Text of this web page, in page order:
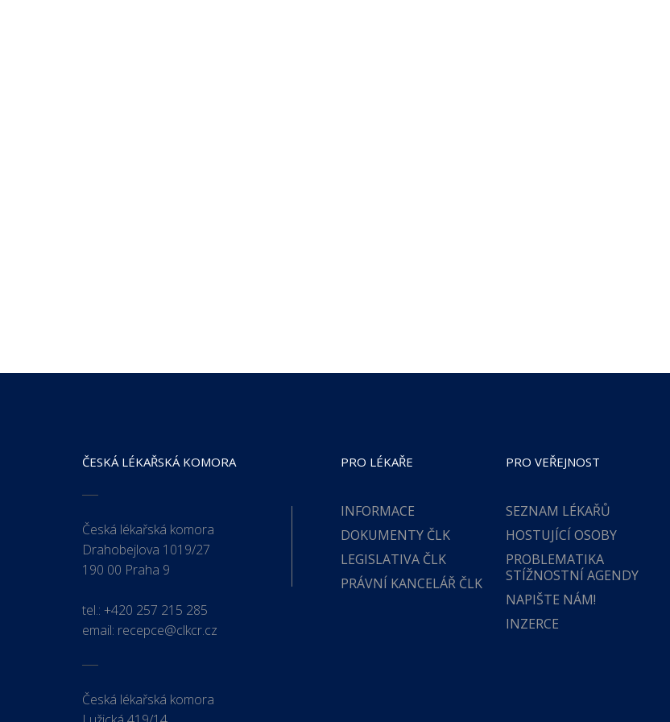
ČESKÁ LÉKAŘSKÁ KOMORA
Česká lékařská komora
Drahobejlova 1019/27
190 00 Praha 9
tel.: +420 257 215 285
email: recepce@clkcr.cz
Česká lékařská komora
PRO LÉKAŘE
INFORMACE
DOKUMENTY ČLK
LEGISLATIVA ČLK
PRÁVNÍ KANCELÁŘ ČLK
PRO VEŘEJNOST
SEZNAM LÉKAŘŮ
HOSTUJÍCÍ OSOBY
PROBLEMATIKA
STÍŽNOSTNÍ AGENDY
NAPIŠTE NÁM!
INZERCE